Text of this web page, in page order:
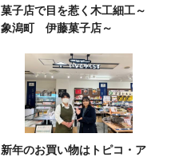
菓子店で目を惹く木工細工～
象潟町 伊藤菓子店～
新年のお買い物はトピコ・ア